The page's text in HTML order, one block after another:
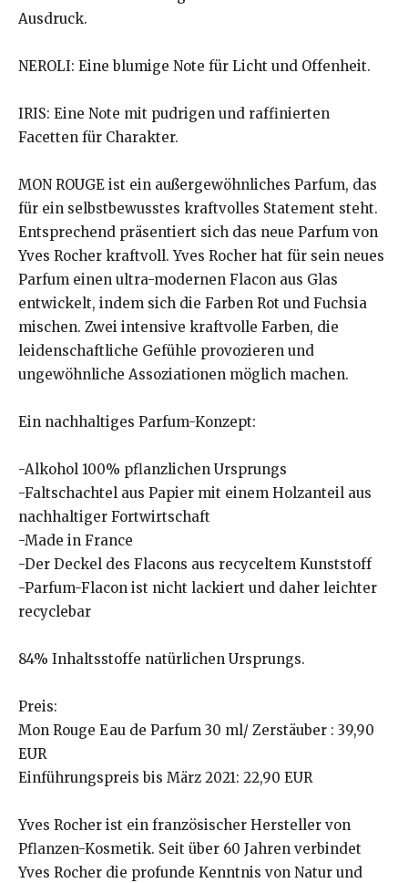
Ausdruck.
NEROLI: Eine blumige Note für Licht und Offenheit.
IRIS: Eine Note mit pudrigen und raffinierten
Facetten für Charakter.
MON ROUGE ist ein außergewöhnliches Parfum, das
für ein selbstbewusstes kraftvolles Statement steht.
Entsprechend präsentiert sich das neue Parfum von
Yves Rocher kraftvoll. Yves Rocher hat für sein neues
Parfum einen ultra-modernen Flacon aus Glas
entwickelt, indem sich die Farben Rot und Fuchsia
mischen. Zwei intensive kraftvolle Farben, die
leidenschaftliche Gefühle provozieren und
ungewöhnliche Assoziationen möglich machen.
Ein nachhaltiges Parfum-Konzept:
-Alkohol 100% pflanzlichen Ursprungs
-Faltschachtel aus Papier mit einem Holzanteil aus
nachhaltiger Fortwirtschaft
-Made in France
-Der Deckel des Flacons aus recyceltem Kunststoff
-Parfum-Flacon ist nicht lackiert und daher leichter
recyclebar
84% Inhaltsstoffe natürlichen Ursprungs.
Preis:
Mon Rouge Eau de Parfum 30 ml/ Zerstäuber : 39,90
EUR
Einführungspreis bis März 2021: 22,90 EUR
Yves Rocher ist ein französischer Hersteller von
Pflanzen-Kosmetik. Seit über 60 Jahren verbindet
Yves Rocher die profunde Kenntnis von Natur und